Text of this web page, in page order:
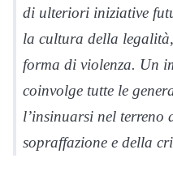
di ulteriori iniziative
la cultura della
forma di violenza. Un
coinvolge tutte le
l’insinuarsi nel terreno
sopraffazione e della